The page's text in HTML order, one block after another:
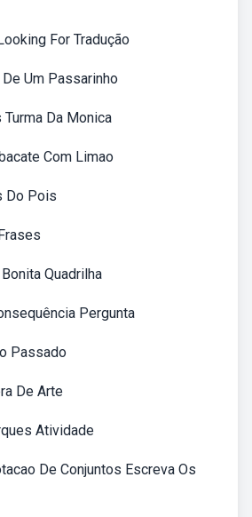
For Tradução
Um Passarinho
Da Monica
Com Limao
Do Pois
Quadrilha
Pergunta
Passado
De Arte
Atividade
De Conjuntos Escreva Os